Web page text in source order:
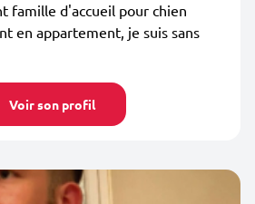
famille d'accueil pour chien
en appartement, je suis sans
Voir son profil